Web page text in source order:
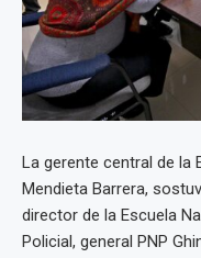
La gerente central de la
Mendieta Barrera,
director de la Escuela
Policial, general PNP